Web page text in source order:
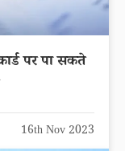
16th Nov 2023